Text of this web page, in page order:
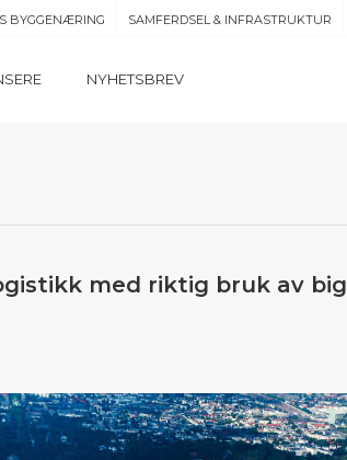
BYGGENÆRING SAMFERDSEL & INFRASTRUKTUR
NYHETSBREV
med riktig bruk av big